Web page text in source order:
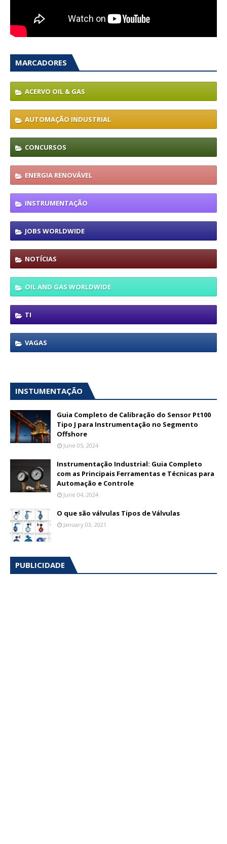
MARCADORES
ACERVO OIL & GAS
AUTOMAÇÃO INDUSTRIAL
CONCURSOS
ENERGIA RENOVÁVEL
INSTRUMENTAÇÃO
JOBS WORLDWIDE
NOTÍCIAS
OIL AND GAS WORLDWIDE
TI
VAGAS
INSTUMENTAÇÃO
Guia Completo de Calibração do Sensor Pt100
Tipo J para Instrumentação no Segmento
Offshore
June 05, 2024
Instrumentação Industrial: Guia Completo
com as Principais Ferramentas e Técnicas para
Automação e Controle
June 04, 2024
O que são válvulas Tipos de Válvulas
January 03, 2021
PUBLICIDADE